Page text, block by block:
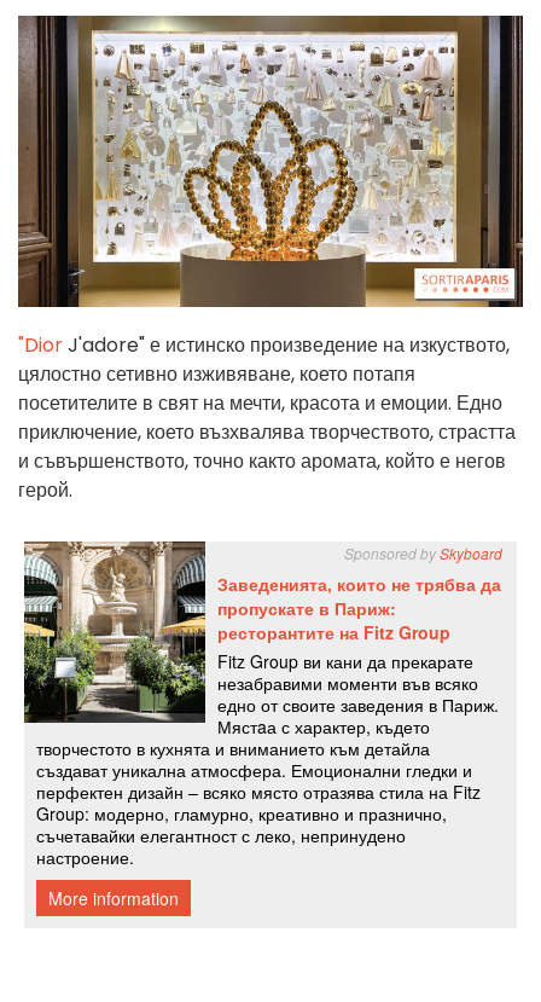
"DiorJ'adore" е истинско произведение на изкуството,
цялостно сетивно изживяване, което потапя
посетителите в свят на мечти, красота и емоции. Едно
приключение, което възхвалява творчеството, страстта
и съвършенството, точно както аромата, който е негов
герой.